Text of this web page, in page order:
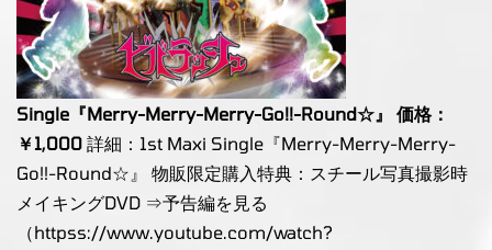
Single『Merry-Merry-Merry-Go!!-Round☆』 価格：
￥1,000 詳細：1st Maxi Single『Merry-Merry-Merry-
Go!!-Round☆』 物販限定購入特典：スチール写真撮影時
メイキングDVD ⇒予告編を見る
（httpss://www.youtube.com/watch?